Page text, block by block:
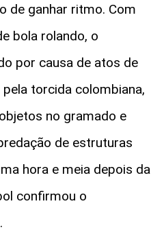
de ganhar ritmo. Com
bola rolando, o
por causa de atos de
torcida colombiana,
no gramado e
de estruturas
hora e meia depois da
confirmou o